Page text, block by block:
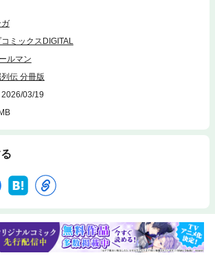
ミックスDIGITAL
ルマン
伝 分冊版
2026/03/19